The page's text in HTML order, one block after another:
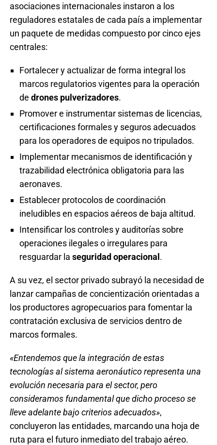
asociaciones internacionales instaron a los
reguladores estatales de cada país a implementar
un paquete de medidas compuesto por cinco ejes
centrales:
Fortalecer y actualizar de forma integral los
marcos regulatorios vigentes para la operación
de drones pulverizadores.
Promover e instrumentar sistemas de licencias,
certificaciones formales y seguros adecuados
para los operadores de equipos no tripulados.
Implementar mecanismos de identificación y
trazabilidad electrónica obligatoria para las
aeronaves.
Establecer protocolos de coordinación
ineludibles en espacios aéreos de baja altitud.
Intensificar los controles y auditorías sobre
operaciones ilegales o irregulares para
resguardar la seguridad operacional.
A su vez, el sector privado subrayó la necesidad de
lanzar campañas de concientización orientadas a
los productores agropecuarios para fomentar la
contratación exclusiva de servicios dentro de
marcos formales.
«Entendemos que la integración de estas
tecnologías al sistema aeronáutico representa una
evolución necesaria para el sector, pero
consideramos fundamental que dicho proceso se
lleve adelante bajo criterios adecuados»,
concluyeron las entidades, marcando una hoja de
ruta para el futuro inmediato del trabajo aéreo.